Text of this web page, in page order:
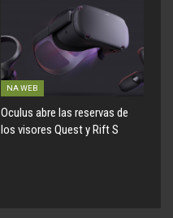
NA WEB
Oculus abre las reservas de
los visores Quest y Rift S